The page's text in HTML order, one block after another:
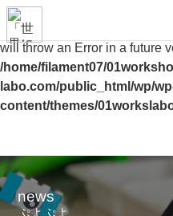
Warning
: Use of undefined
will throw an Error in a future
/home/filament07/
labo.com/public_html/wp/
content/themes/
news
ぷよぷよ